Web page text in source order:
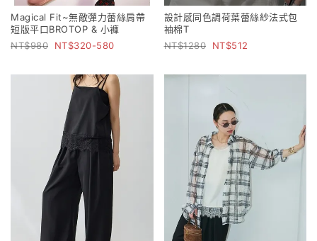
Magical Fit~無敵彈力蕾絲肩帶
短版平口BROTOP & 小褲
980
320-580
設計感同色調荷葉蕾絲紗法式包
袖棉T
1280
512